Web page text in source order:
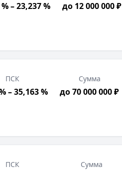
– 23,237 % до 12 000 000 ₽
ПСК
– 35,163 %
Сумма
до 70 000 000 ₽
ПСК Сумма